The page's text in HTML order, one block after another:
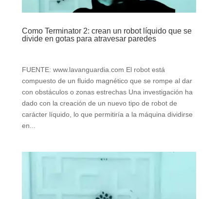
Como Terminator 2: crean un robot líquido que se
divide en gotas para atravesar paredes
FUENTE: www.lavanguardia.com El robot está
compuesto de un fluido magnético que se rompe al dar
con obstáculos o zonas estrechas Una investigación ha
dado con la creación de un nuevo tipo de robot de
carácter líquido, lo que permitiría a la máquina dividirse
en...